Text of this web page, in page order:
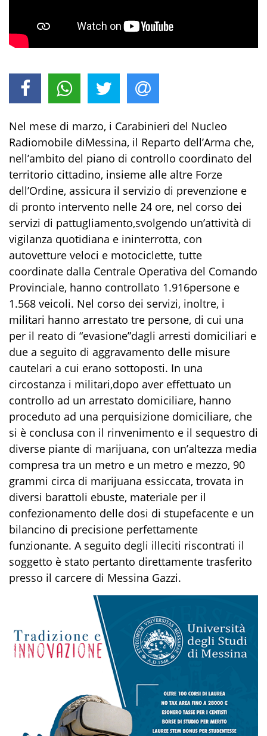
Nel mese di marzo, i Carabinieri del Nucleo
Radiomobile diMessina, il Reparto dell’Arma che,
nell’ambito del piano di controllo coordinato del
territorio cittadino, insieme alle altre Forze
dell’Ordine, assicura il servizio di prevenzione e
di pronto intervento nelle 24 ore, nel corso dei
servizi di pattugliamento,svolgendo un’attività di
vigilanza quotidiana e ininterrotta, con
autovetture veloci e motociclette, tutte
coordinate dalla Centrale Operativa del Comando
Provinciale, hanno controllato 1.916persone e
1.568 veicoli. Nel corso dei servizi, inoltre, i
militari hanno arrestato tre persone, di cui una
per il reato di “evasione”dagli arresti domiciliari e
due a seguito di aggravamento delle misure
cautelari a cui erano sottoposti. In una
circostanza i militari,dopo aver effettuato un
controllo ad un arrestato domiciliare, hanno
proceduto ad una perquisizione domiciliare, che
si è conclusa con il rinvenimento e il sequestro di
diverse piante di marijuana, con un’altezza media
compresa tra un metro e un metro e mezzo, 90
grammi circa di marijuana essiccata, trovata in
diversi barattoli ebuste, materiale per il
confezionamento delle dosi di stupefacente e un
bilancino di precisione perfettamente
funzionante. A seguito degli illeciti riscontrati il
soggetto è stato pertanto direttamente trasferito
presso il carcere di Messina Gazzi.